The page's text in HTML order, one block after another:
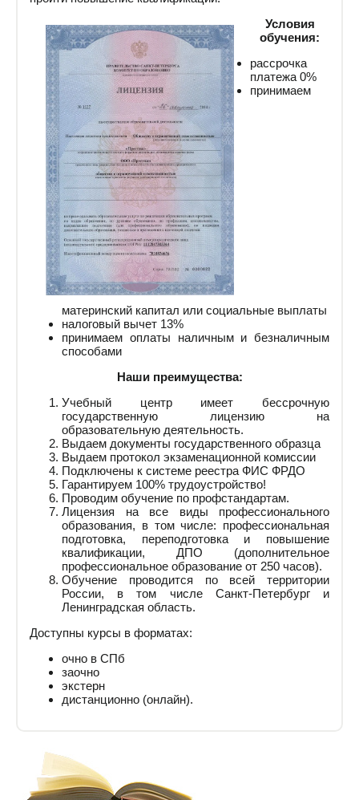
Условия
обучения:
рассрочка
платежа 0%
принимаем
материнский капитал или социальные выплаты
налоговый вычет 13%
принимаем оплаты наличным и безналичным
способами
Наши преимущества:
Учебный центр имеет бессрочную
государственную лицензию на
образовательную деятельность.
Выдаем документы государственного образца
Выдаем протокол экзаменационной комиссии
Подключены к системе реестра ФИС ФРДО
Гарантируем 100% трудоустройство!
Проводим обучение по профстандартам.
Лицензия на все виды профессионального
образования, в том числе: профессиональная
подготовка, переподготовка и повышение
квалификации, ДПО (дополнительное
профессиональное образование от 250 часов).
Обучение проводится по всей территории
России, в том числе Санкт-Петербург и
Ленинградская область.
Доступны курсы в форматах:
очно в СПб
заочно
экстерн
дистанционно (онлайн).